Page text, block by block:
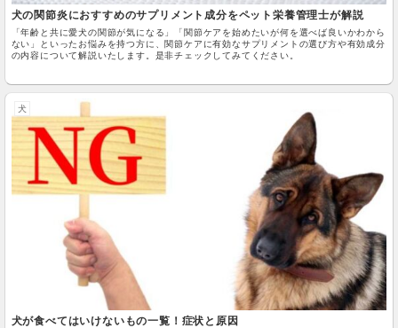
犬の関節炎におすすめのサプリメント成分をペット栄養管理士が解説
「年齢と共に愛犬の関節が気になる」「関節ケアを始めたいが何を選べば良いかわから
ない」といったお悩みを持つ方に、関節ケアに有効なサプリメントの選び方や有効成分
の内容について解説いたします。是非チェックしてみてください。
犬
犬が食べてはいけないもの一覧！症状と原因